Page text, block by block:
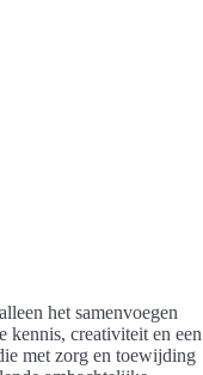
het samenvoegen
kennis, creativiteit en een
met zorg en toewijding